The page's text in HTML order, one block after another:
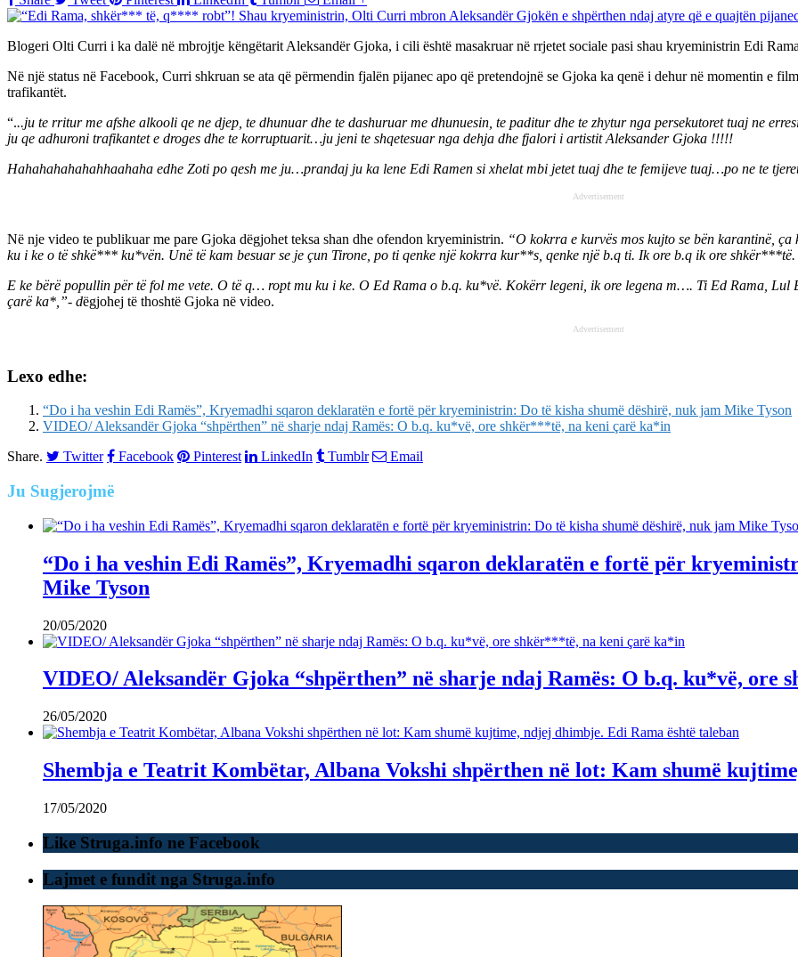
Blogeri Olti Curri i ka dalë në mbrojtje këngëtarit Aleksandër Gjoka, i cili është masakruar në rrjetet sociale pasi shau kryeministrin Edi
Në një status në Facebook, Curri shkruan se ata që përmendin fjalën pijanec apo që pretendojnë se Gjoka ka qenë i dehur në momentin e
trafikantët.
“...ju te rritur me afshe alkooli qe ne djep, te dhunuar dhe te dashuruar me dhunuesin, te paditur dhe te zhytur nga persekutoret tuaj ne
ju qe adhuroni trafikantet e droges dhe te korruptuarit…ju jeni te shqetesuar nga dehja dhe fjalori i artistit Aleksander Gjoka !!!!!
Hahahahahahahhaahaha edhe Zoti po qesh me ju…prandaj ju ka lene Edi Ramen si xhelat mbi jetet tuaj dhe te femijeve tuaj…po ne te
Advertisement
Në nje video te publikuar me pare Gjoka dëgjohet teksa shan dhe ofendon kryeministrin. “O kokrra e kurvës mos kujto se bën karantinë,
ku i ke o të shkë*** ku*vën. Unë të kam besuar se je çun Tirone, po ti qenke një kokrra kur**s, qenke një b.q ti. Ik ore b.q ik ore
E ke bërë popullin për të fol me vete. O të q… ropt mu ku i ke. O Ed Rama o b.q. ku*vë. Kokërr legeni, ik ore legena m…. Ti Ed Rama,
çarë ka*,”- dëgjohej të thoshtë Gjoka në video.
Advertisement
Lexo edhe:
“Do i ha veshin Edi Ramës”, Kryemadhi sqaron deklaratën e fortë për kryeministrin: Do të kisha shumë dëshirë, nuk jam Mike Tyson
VIDEO/ Aleksandër Gjoka “shpërthen” në sharje ndaj Ramës: O b.q. ku*vë, ore shkër***të, na keni çarë ka*in
Share.
Twitter Facebook Pinterest LinkedIn Tumblr Email
Ju Sugjerojmë
“Do i ha veshin Edi Ramës”, Kryemadhi sqaron deklaratën e fortë për
Mike Tyson
20/05/2020
VIDEO/ Aleksandër Gjoka “shpërthen” në sharje ndaj Ramës: O b.q. ku*vë, ore
26/05/2020
Shembja e Teatrit Kombëtar, Albana Vokshi shpërthen në lot: Kam shumë
17/05/2020
Like Struga.info ne Facebook
Lajmet e fundit nga Struga.info